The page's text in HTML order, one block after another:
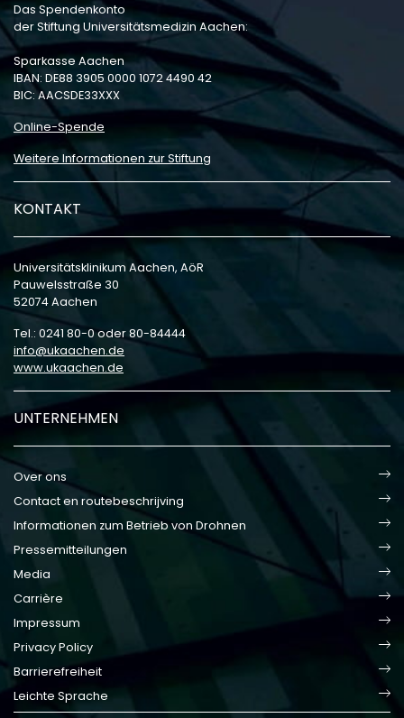
Das Spendenkonto
der Stiftung Universitätsmedizin Aachen:
Sparkasse Aachen
IBAN: DE88 3905 0000 1072 4490 42
BIC: AACSDE33XXX
Online-Spende
Weitere Informationen zur Stiftung
KONTAKT
Universitätsklinikum Aachen, AöR
Pauwelsstraße 30
52074 Aachen
Tel.: 0241 80-0 oder 80-84444
info
ukaachen de
www.ukaachen.de
UNTERNEHMEN
Over ons
Contact en routebeschrijving
Informationen zum Betrieb von Drohnen
Pressemitteilungen
Media
Carrière
Impressum
Privacy Policy
Barrierefreiheit
Leichte Sprache